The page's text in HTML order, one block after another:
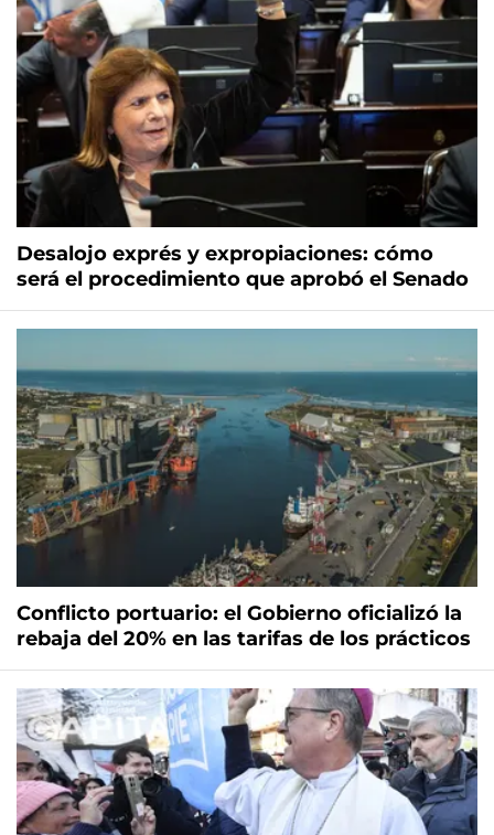
Desalojo exprés y expropiaciones: cómo
será el procedimiento que aprobó el Senado
Conflicto portuario: el Gobierno oficializó la
rebaja del 20% en las tarifas de los prácticos